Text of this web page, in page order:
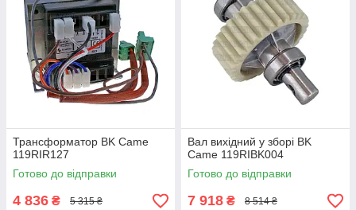
Трансформатор BK Came
119RIR127
Готово до відправки
4 836 ₴ 5 315 ₴
Вал вихідний у зборі BK
Came 119RIBK004
Готово до відправки
7 918 ₴ 8 514 ₴